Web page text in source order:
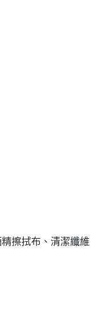
擦拭布、清潔纖維